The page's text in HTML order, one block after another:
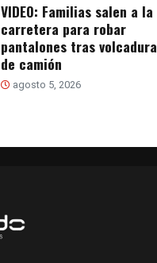
VIDEO: Familias salen a la
carretera para robar
pantalones tras volcadura
de camión
agosto 5, 2026